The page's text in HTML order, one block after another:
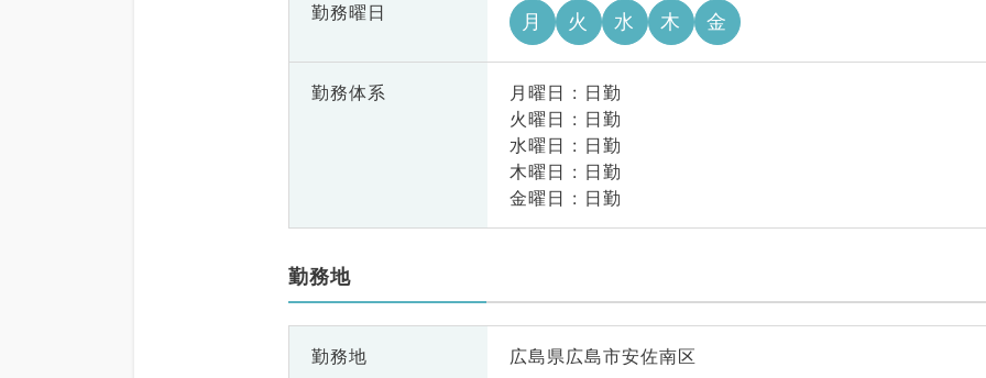
勤務曜日 月 火 水 木 金
勤務体系
月曜日 : 日勤
火曜日 : 日勤
水曜日 : 日勤
木曜日 : 日勤
金曜日 : 日勤
勤務地
勤務地 広島県広島市安佐南区